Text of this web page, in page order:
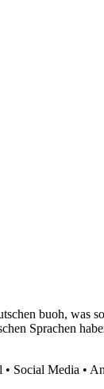
buoh, was
Sprachen
• Social Media •